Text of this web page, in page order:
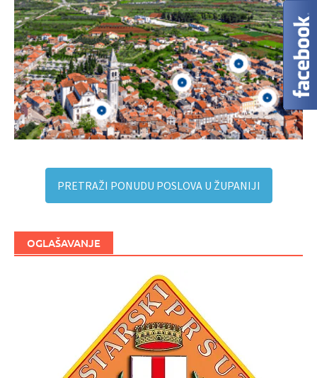
PRETRAŽI PONUDU POSLOVA U ŽUPANIJI
OGLAŠAVANJE